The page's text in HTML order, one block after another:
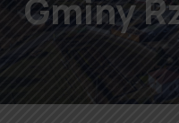
Gminy